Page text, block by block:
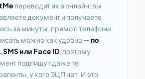
переводит их в онлайн: вы
документ и получаете
за минуты, прямо с телефона.
можно как удобно —по
или Face ID, поэтому
подпишут даже те
у кого ЭЦП нет. И это